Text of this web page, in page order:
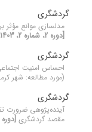
گردشگری
مدلسازی موانع مؤثر
[دوره 2، شماره 2، 1403، صفحه 32-49]
گردشگری
احساس امنیت
(مورد مطالعه: شهر
گردشگری
آینده‌پژوهی ضرورت
مقصد گردشگری [دوره 2، شماره 3، 1403، صفحه 67-86]